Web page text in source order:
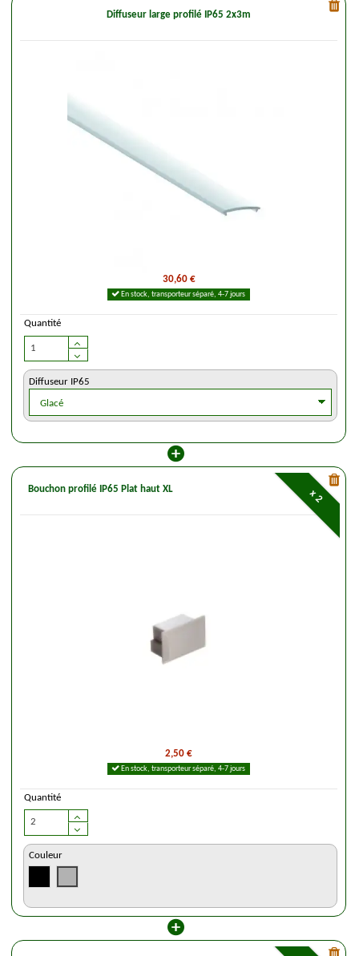
Diffuseur large profilé IP65 2x3m
30,60 €
En stock, transporteur séparé, 4-7 jours
Quantité
Diffuseur IP65
x 2
Bouchon profilé IP65 Plat haut XL
2,50 €
En stock, transporteur séparé, 4-7 jours
Quantité
Couleur